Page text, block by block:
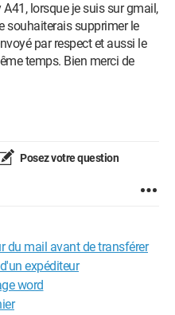
lorsque je suis sur gmail,
souhaiterais supprimer le
par respect et aussi le
temps. Bien merci de
Posez votre question
du mail avant de transférer
expéditeur
word